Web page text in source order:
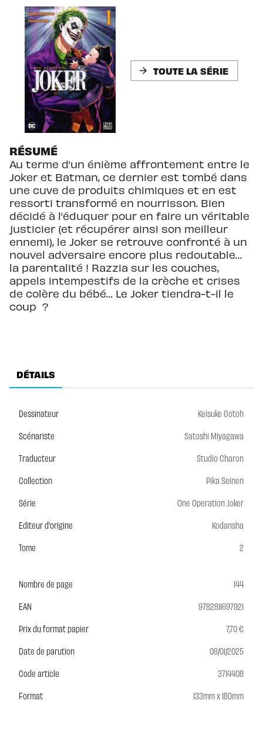
arrow_forward TOUTE LA SÉRIE
RÉSUMÉ
Au terme d’un énième affrontement entre le
Joker et Batman, ce dernier est tombé dans
une cuve de produits chimiques et en est
ressorti transformé en nourrisson. Bien
décidé à l’éduquer pour en faire un véritable
justicier (et récupérer ainsi son meilleur
ennemi), le Joker se retrouve confronté à un
nouvel adversaire encore plus redoutable…
la parentalité ! Razzia sur les couches,
appels intempestifs de la crèche et crises
de colère du bébé… Le Joker tiendra-t-il le
coup ?
DÉTAILS
Dessinateur
Keisuke Gotoh
Scénariste
Satoshi Miyagawa
Traducteur
Studio Charon
Collection
Pika Seinen
Série
One Operation Joker
Editeur d'origine
Kodansha
Tome
2
Nombre de page
144
EAN
9782811697921
Prix du format papier
7,70 €
Date de parution
08/01/2025
Code article
3714408
Format
133mm x 180mm